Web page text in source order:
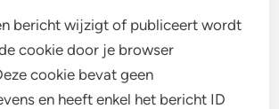
bericht wijzigt of publiceert wordt
cookie door je browser
cookie bevat geen
en heeft enkel het bericht ID